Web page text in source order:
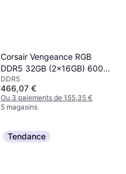
Corsair Vengeance RGB
DDR5 32GB (2x16GB) 6000
CL36 Gray
DDR5
466,07 €
Ou 3 paiements de 155,35 €
5 magasins
Tendance